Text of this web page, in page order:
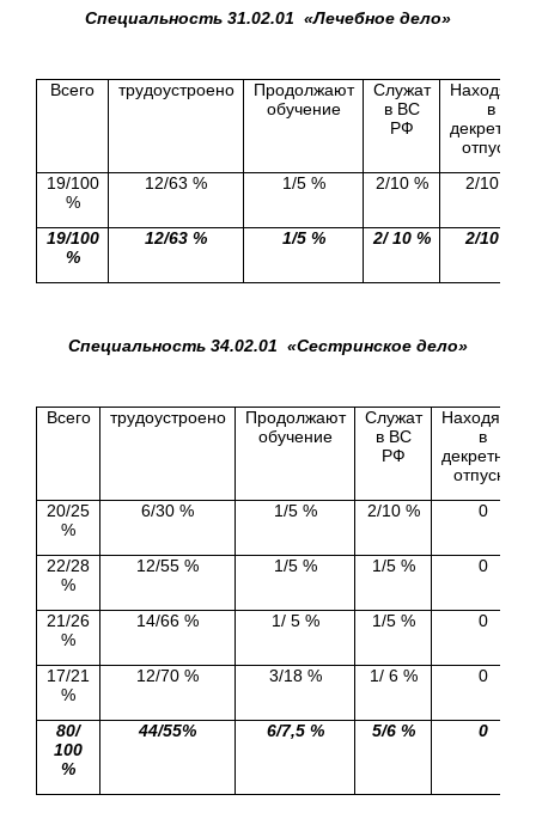
Специальность 31.02.01 «Лечебное дело»
Всего трудоустроено
Продолжают
обучение
Служат
в ВС
РФ
Находятся
в
декретном
отпуске
19/100
%
12/63 % 1/5 % 2/10 % 2/10 %
19/100
%
12/63 % 1/5 % 2/ 10 % 2/10 %
Специальность 34.02.01 «Сестринское дело»
Всего трудоустроено
Продолжают
обучение
Служат
в ВС
РФ
Находятся
в
декретном
отпуске
20/25
%
6/30 % 1/5 % 2/10 % 0
22/28
%
12/55 % 1/5 % 1/5 % 0
21/26
%
14/66 % 1/ 5 % 1/5 % 0
17/21
%
12/70 % 3/18 % 1/ 6 % 0
80/
100
%
44/55% 6/7,5 % 5/6 % 0